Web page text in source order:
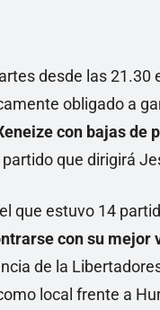
desde las
obligado a
con bajas de
que dirigirá
que estuvo 14
con su mejor
de la
local frente a